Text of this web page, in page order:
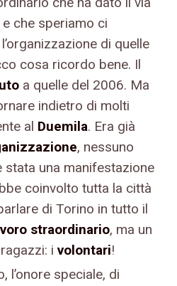
e che speriamo ci
di quelle
cosa ricordo bene. Il
a quelle del 2006. Ma
indietro di molti
al Duemila. Era già
, nessuno
stata una manifestazione
coinvolto tutta la città
di Torino in tutto il
straordinario, ma un
i volontari!
l’onore speciale, di